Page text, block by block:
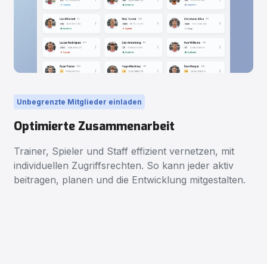
Unbegrenzte Mitglieder einladen
Optimierte Zusammenarbeit
Trainer, Spieler und Staff effizient vernetzen, mit
individuellen Zugriffsrechten. So kann jeder aktiv
beitragen, planen und die Entwicklung mitgestalten.